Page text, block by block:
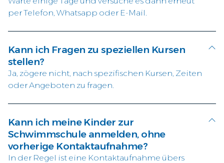
per Telefon, Whatsapp oder E-Mail.
Kann ich Fragen zu speziellen Kursen
stellen?
Ja, zögere nicht, nach spezifischen Kursen, Zeiten
oder Angeboten zu fragen.
Kann ich meine Kinder zur
Schwimmschule anmelden, ohne
vorherige Kontaktaufnahme?
In der Regel ist eine Kontaktaufnahme übers